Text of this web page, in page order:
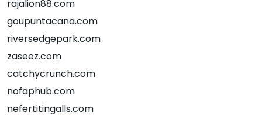
rajalion88.com
goupuntacana.com
riversedgepark.com
zaseez.com
catchycrunch.com
nofaphub.com
nefertitingalls.com